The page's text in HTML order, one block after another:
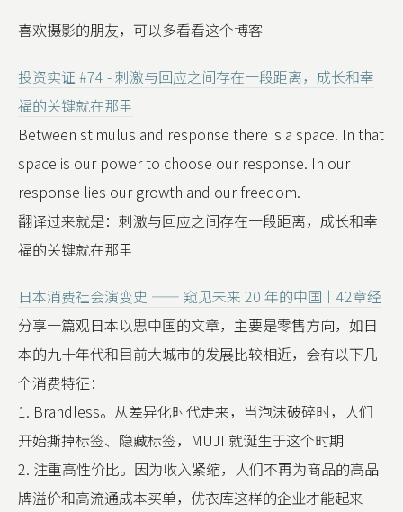
喜欢摄影的朋友，可以多看看这个博客
投资实证 #74 - 刺激与回应之间存在一段距离，成长和幸
福的关键就在那里
Between stimulus and response there is a space. In that
space is our power to choose our response. In our
response lies our growth and our freedom.
翻译过来就是：刺激与回应之间存在一段距离，成长和幸
福的关键就在那里
日本消费社会演变史 —— 窥见未来 20 年的中国丨42章经
分享一篇观日本以思中国的文章，主要是零售方向，如日
本的九十年代和目前大城市的发展比较相近，会有以下几
个消费特征：
1. Brandless。从差异化时代走来，当泡沫破碎时，人们
开始撕掉标签、隐藏标签，MUJI 就诞生于这个时期
2. 注重高性价比。因为收入紧缩，人们不再为商品的高品
牌溢价和高流通成本买单，优衣库这样的企业才能起来